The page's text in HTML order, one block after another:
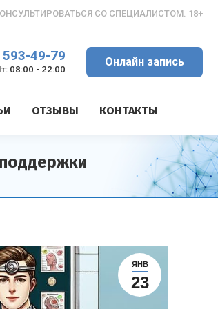
СО СПЕЦИАЛИСТОМ. 18+
49-79
08:00 - 22:00
Онлайн запись
ОТЗЫВЫ КОНТАКТЫ
ЯНВ
23